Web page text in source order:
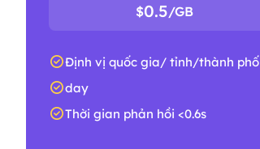
$0.5/GB
Định vị quốc gia/ tỉnh/thành phố
day
Thời gian phản hồi <0.6s